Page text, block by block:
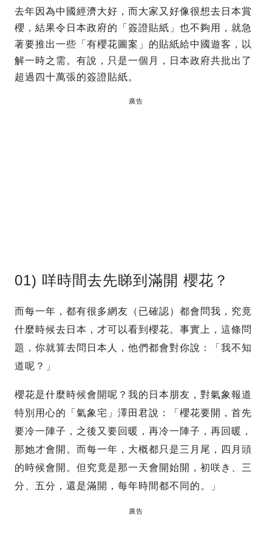
去年因為中國經濟大好，而大家又好像很想去日本賞
櫻，結果令日本政府的「簽證貼紙」也不夠用，就急
著要推出一些「有櫻花圖案」的貼紙給中國遊客，以
解一時之需。有說，只是一個月，日本政府共批出了
超過四十萬張的簽證貼紙。
廣告
01) 咩時間去先睇到滿開 櫻花？
而每一年，都有很多網友（已確認）都會問我，究竟
什麼時候去日本，才可以看到櫻花。事實上，這條問
題，你就算去問日本人，他們都會對你說：「我不知
道呢？」
櫻花是什麼時候會開呢？我的日本朋友，對氣象報道
特別用心的「氣象宅」澤田君說：「櫻花要開，首先
要冷一陣子，之後又要回暖，再冷一陣子，再回暖，
那她才會開。而每一年，大概都只是三月尾，四月頭
的時候會開。但究竟是那一天會開始開，初咲き、三
分、五分，還是滿開，每年時間都不同的。」
廣告